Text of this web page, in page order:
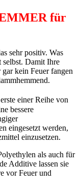
für
sehr positiv. Was
selbst. Damit Ihre
kein Feuer fangen
einer Reihe von
bessere
eingesetzt werden,
einzusetzen.
als auch für
Additive lassen sie
vor Feuer und